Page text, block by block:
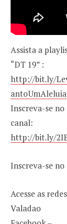
Assista a
“DT 19” :
http://bit.ly/
antoUmAleluia
Inscreva-se no
canal:
http://bit.ly/
Inscreva-se
Acesse as
Valadao